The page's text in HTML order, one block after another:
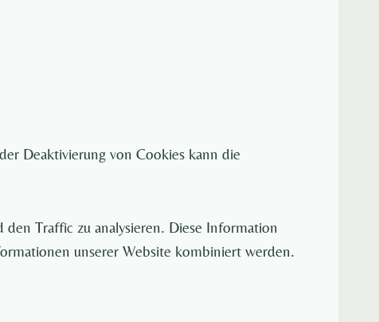
Deaktivierung von Cookies kann die
Traffic zu analysieren. Diese Information
unserer Website kombiniert werden.